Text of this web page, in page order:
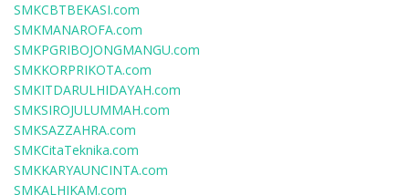
SMKCBTBEKASI.com
SMKMANAROFA.com
SMKPGRIBOJONGMANGU.com
SMKKORPRIKOTA.com
SMKITDARULHIDAYAH.com
SMKSIROJULUMMAH.com
SMKSAZZAHRA.com
SMKCitaTeknika.com
SMKKARYAUNCINTA.com
SMKALHIKAM.com